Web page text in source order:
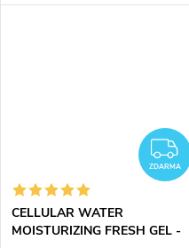
pokožky. Ikonický produkt
ZDARMA
CELLULAR WATER
MOISTURIZING FRESH GEL -